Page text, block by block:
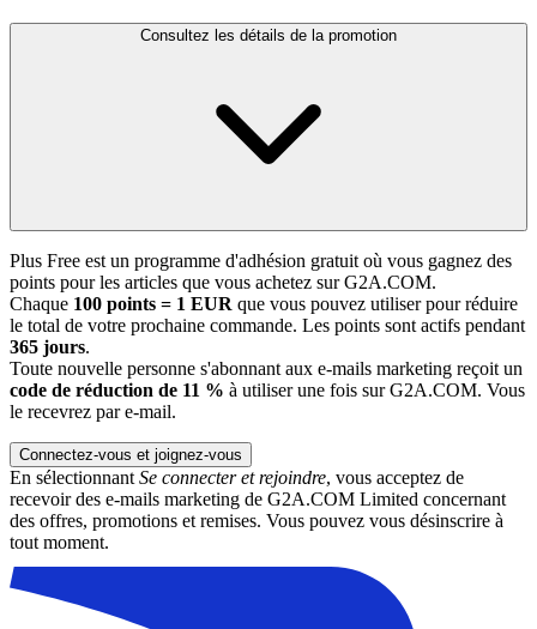
Consultez les détails de la promotion
Plus Free est un programme d'adhésion gratuit où vous gagnez des
points pour les articles que vous achetez sur G2A.COM.
Chaque 100 points = 1 EUR que vous pouvez utiliser pour réduire
le total de votre prochaine commande. Les points sont actifs pendant
365 jours.
Toute nouvelle personne s'abonnant aux e-mails marketing reçoit un
code de réduction de 11 % à utiliser une fois sur G2A.COM. Vous
le recevrez par e-mail.
Connectez-vous et joignez-vous
En sélectionnantSe connecter et rejoindre, vous acceptez de
recevoir des e-mails marketing de G2A.COM Limited concernant
des offres, promotions et remises. Vous pouvez vous désinscrire à
tout moment.